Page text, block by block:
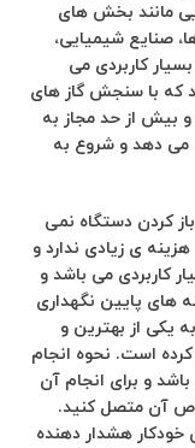
مانند بخش های
صنایع شیمیایی،
کاربردی می
که با سنجش گاز های
بیش از حد مجاز به
می دهد و شروع به
کردن دستگاه نمی
ی زیادی ندارد و
کاربردی می باشد و
های پایین نگهداری
یکی از بهترین و
است. نحوه انجام
و برای انجام آن
آن متصل کنید.
خودکار هشدار دهنده